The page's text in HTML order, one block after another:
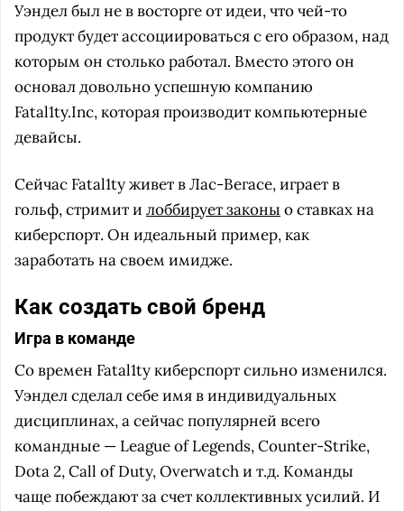
Уэндел был не в восторге от идеи, что чей-то
продукт будет ассоциироваться с его образом, над
которым он столько работал. Вместо этого он
основал довольно успешную компанию
Fatal1ty.Inc, которая производит компьютерные
девайсы.
Сейчас Fatal1ty живет в Лас-Вегасе, играет в
гольф, стримит и лоббирует законы о ставках на
киберспорт. Он идеальный пример, как
заработать на своем имидже.
Как создать свой бренд
Игра в команде
Со времен Fatal1ty киберспорт сильно изменился.
Уэндел сделал себе имя в индивидуальных
дисциплинах, а сейчас популярней всего
командные — League of Legends, Counter-Strike,
Dota 2, Call of Duty, Overwatch и т.д. Команды
чаще побеждают за счет коллективных усилий. И